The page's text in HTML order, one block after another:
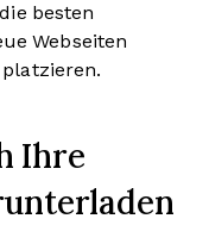
besten
Webseiten
Ihre